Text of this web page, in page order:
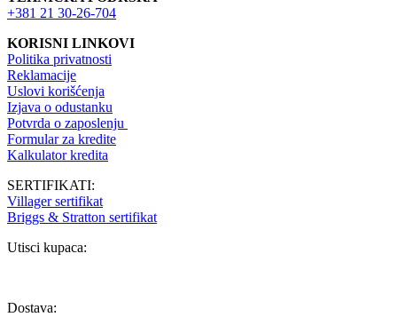
+381 21 30-26-704
KORISNI LINKOVI
Politika privatnosti
Reklamacije
Uslovi korišćenja
Izjava o odustanku
Potvrda o zaposlenju
Formular za kredite
Kalkulator kredita
SERTIFIKATI:
Villager sertifikat
Briggs & Stratton sertifikat
Utisci kupaca:
Dostava: